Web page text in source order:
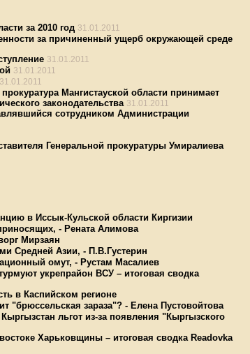
за 2010 год 31.01.2011
за причиненный ущерб окружающей среде
31.01.2011
31.01.2011
31.01.2011
Мангистауской области принимает
законодательства 31.01.2011
сотрудником Администрации
Генеральной прокуратуры Умиралиева
в Иссык-Кульской области Киргизии
- Рената Алимова
Мирзаян
Средней Азии, - П.В.Густерин
омут, - Рустам Масалиев
укрепрайон ВСУ – итоговая сводка
в Каспийском регионе
"брюссельская зараза"? - Елена Пустовойтова
льгот из-за появления "Кыргызского
Харьковщины – итоговая сводка Readovka